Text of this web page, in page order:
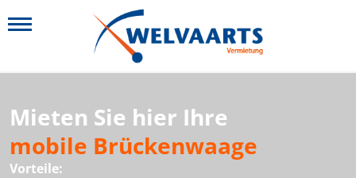
Mieten Sie hier Ihre
mobile Brückenwaage
Vorteile: